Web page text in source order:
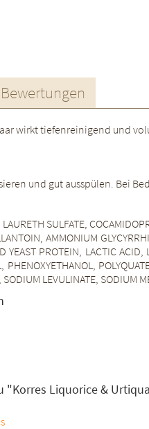
Bewertungen
wirkt tiefenreinigend und
und gut ausspülen. Bei
SULFATE,
AMMONIUM
YEAST PROTEIN, LACTIC
PHENOXYETHANOL,
LEVULINATE, SODIUM
"Korres Liquorice &